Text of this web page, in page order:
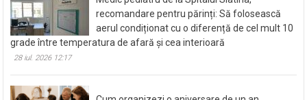
recomandare pentru părinți: Să folosească
aerul condiționat cu o diferență de cel mult 10
grade între temperatura de afară și cea interioară
28 iul. 2026 12:17